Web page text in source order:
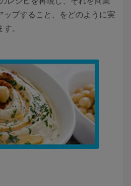
ップすること、をどのように実
。